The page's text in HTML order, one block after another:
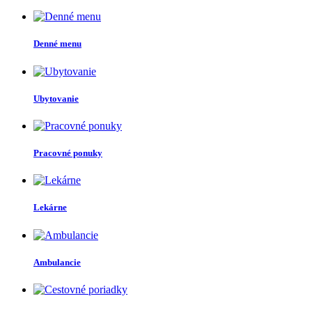
Denné menu
Ubytovanie
Pracovné ponuky
Lekárne
Ambulancie